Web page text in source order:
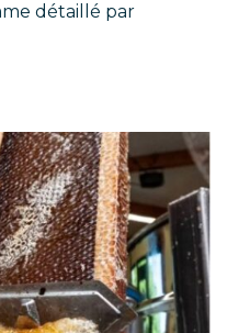
détaillé par